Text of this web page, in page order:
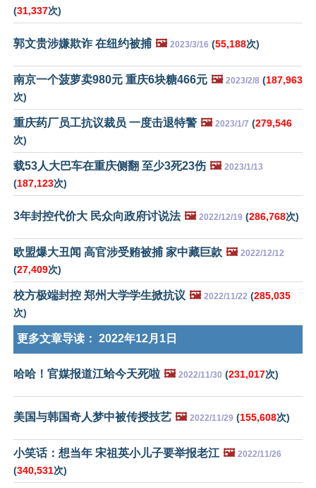
(31,337次)
郭文贵涉嫌欺诈 在纽约被捕 🖼️ 2023/3/16 (55,188次)
南京一个菠萝卖980元 重庆6块糖466元 🖼️ 2023/2/8 (187,963
次)
重庆药厂员工抗议裁员 一度击退特警 🖼️ 2023/1/7 (279,546
次)
载53人大巴车在重庆侧翻 至少3死23伤 🖼️ 2023/1/13
(187,123次)
3年封控代价大 民众向政府讨说法 🖼️ 2022/12/19 (286,768次)
欧盟爆大丑闻 高官涉受贿被捕 家中藏巨款 🖼️ 2022/12/12
(27,409次)
校方极端封控 郑州大学学生掀抗议 🖼️ 2022/11/22 (285,035
次)
更多文章导读： 2022年12月1日
哈哈！官媒报道江蛤今天死啦 🖼️ 2022/11/30 (231,017次)
美国与韩国奇人梦中被传授技艺 🖼️ 2022/11/29 (155,608次)
小笑话：想当年 宋祖英小儿子要举报老江 🖼️ 2022/11/26
(340,531次)